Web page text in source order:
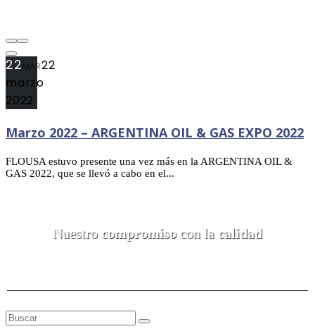
22MAR22
marzo
2022
Marzo 2022 – ARGENTINA OIL & GAS EXPO 2022
FLOUSA estuvo presente una vez más en la ARGENTINA OIL &
GAS 2022, que se llevó a cabo en el...
Nuestro compromisocon la calidad